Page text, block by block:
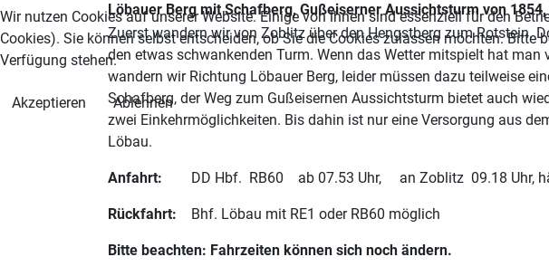
Löbauer Berg mit Schafberg, Gußeiserner Aussichtsturm von
Zuerst wandern wir von Zoblitz über den Hengstberg zum Rotstein.
den etwas schwankenden Turm. Wenn das Wetter mitspielt hat
wandern wir Richtung Löbauer Berg, leider müssen dazu teilweise
Schafberg, der Weg zum Gußeisernen Aussichtsturm bietet auch
zwei Einkehrmöglichkeiten. Bis dahin ist nur eine Versorgung aus
Löbau.
Anfahrt: DD Hbf. RB60 ab 07.53 Uhr, an Zoblitz 09.18 Uhr,
Rückfahrt: Bhf. Löbau mit RE1 oder RB60 möglich
Bitte beachten: Fahrzeiten können sich noch ändern.
Wir nutzen Cookies auf unserer Website. Einige von ihnen sind essenziell für den
Cookies). Sie können selbst entscheiden, ob Sie die Cookies zulassen möchten.
Verfügung stehen.
Akzeptieren Ablehnen